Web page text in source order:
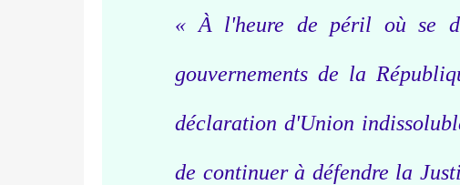
« À l'heure de péril où se
gouvernements de la
déclaration d'Union
de continuer à défendre la